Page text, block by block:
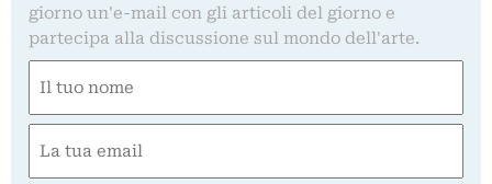
giorno un'e-mail con gli articoli del giorno e
partecipa alla discussione sul mondo dell'arte.
(Obbligatorio)
Nome
(Obbligatorio)